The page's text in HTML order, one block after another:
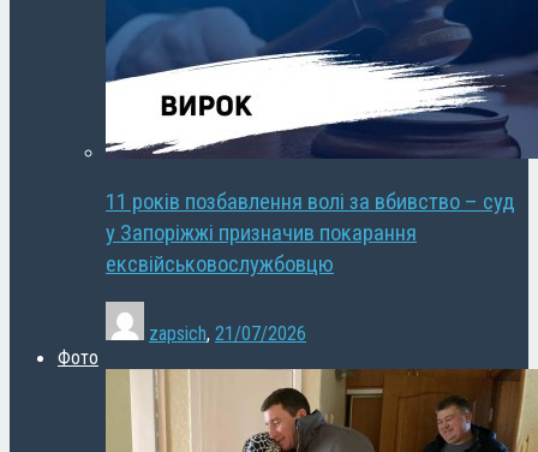
11 років позбавлення волі за вбивство – суд
у Запоріжжі призначив покарання
ексвійськовослужбовцю
zapsich, 21/07/2026
Фото